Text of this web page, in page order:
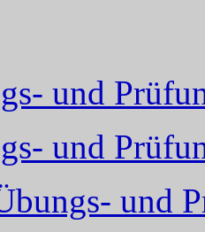
und
und
und